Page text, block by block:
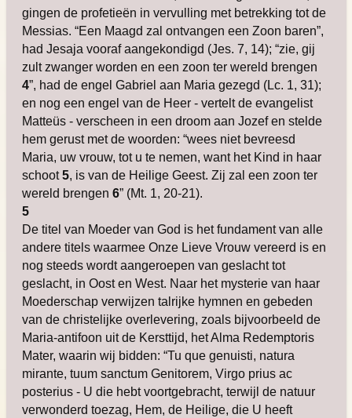
gingen de profetieën in vervulling met betrekking tot de
Messias. “Een Maagd zal ontvangen een Zoon baren”,
had Jesaja vooraf aangekondigd (Jes. 7, 14); “zie, gij
zult zwanger worden en een zoon ter wereld brengen
4”, had de engel Gabriel aan Maria gezegd (Lc. 1, 31);
en nog een engel van de Heer - vertelt de evangelist
Matteüs - verscheen in een droom aan Jozef en stelde
hem gerust met de woorden: “wees niet bevreesd
Maria, uw vrouw, tot u te nemen, want het Kind in haar
schoot5, is van de Heilige Geest. Zij zal een zoon ter
wereld brengen 6” (Mt. 1, 20-21).
5
De titel van Moeder van God is het fundament van alle
andere titels waarmee Onze Lieve Vrouw vereerd is en
nog steeds wordt aangeroepen van geslacht tot
geslacht, in Oost en West. Naar het mysterie van haar
Moederschap verwijzen talrijke hymnen en gebeden
van de christelijke overlevering, zoals bijvoorbeeld de
Maria-antifoon uit de Kersttijd, het Alma Redemptoris
Mater, waarin wij bidden: “Tu que genuisti, natura
mirante, tuum sanctum Genitorem, Virgo prius ac
posterius - U die hebt voortgebracht, terwijl de natuur
verwonderd toezag, Hem, de Heilige, die U heeft